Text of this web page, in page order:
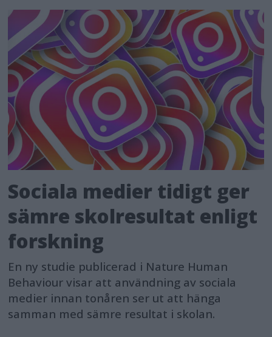
Sociala medier tidigt ger
sämre skolresultat enligt
forskning
En ny studie publicerad i Nature Human
Behaviour visar att användning av sociala
medier innan tonåren ser ut att hänga
samman med sämre resultat i skolan.